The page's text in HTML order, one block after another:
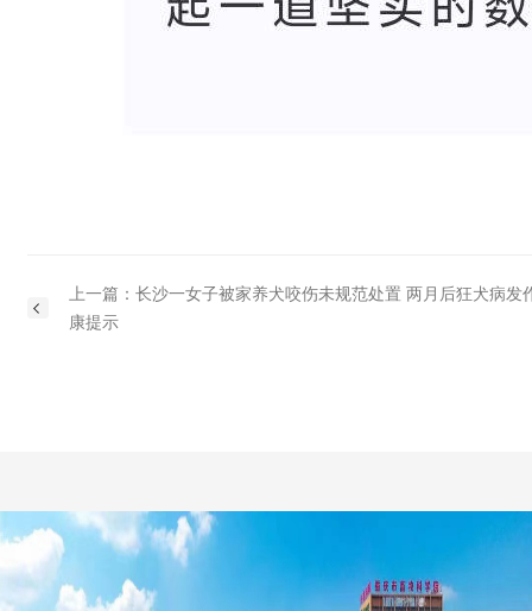
上一篇：长沙一女子被家养犬咬伤未规范处置 两月后狂犬病发
康提示